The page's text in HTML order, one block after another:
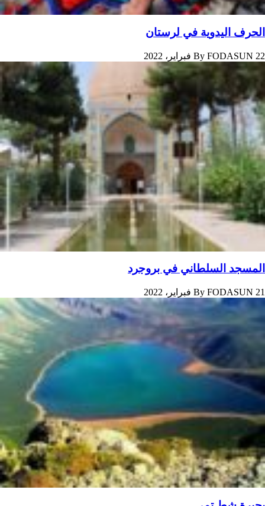
الحرف اليدوية في لرستان
By FODASUN 22 فبراير، 2022
المسجد السلطاني في بروجرد
By FODASUN 21 فبراير، 2022